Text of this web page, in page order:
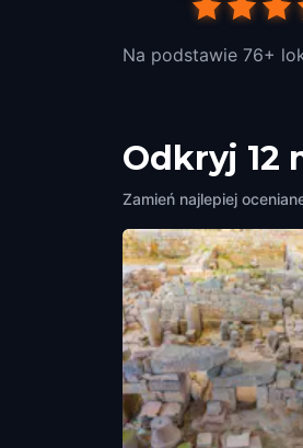
Na podstawie 76+
Odkryj 12
Zamień najlepiej